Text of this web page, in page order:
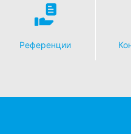
Референции